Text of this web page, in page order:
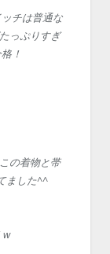
チは普通な
っぷりすぎ
！
の着物と帯
ました^^
w